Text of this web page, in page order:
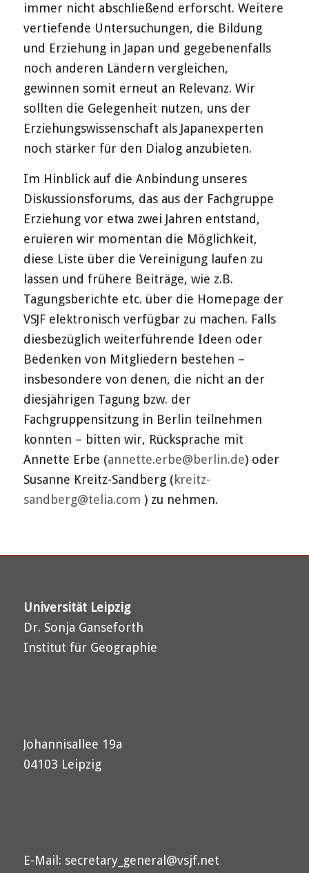
immer nicht abschließend erforscht. Weitere
vertiefende Untersuchungen, die Bildung
und Erziehung in Japan und gegebenenfalls
noch anderen Ländern vergleichen,
gewinnen somit erneut an Relevanz. Wir
sollten die Gelegenheit nutzen, uns der
Erziehungswissenschaft als Japanexperten
noch stärker für den Dialog anzubieten.
Im Hinblick auf die Anbindung unseres
Diskussionsforums, das aus der Fachgruppe
Erziehung vor etwa zwei Jahren entstand,
eruieren wir momentan die Möglichkeit,
diese Liste über die Vereinigung laufen zu
lassen und frühere Beiträge, wie z.B.
Tagungsberichte etc. über die Homepage der
VSJF elektronisch verfügbar zu machen. Falls
diesbezüglich weiterführende Ideen oder
Bedenken von Mitgliedern bestehen –
insbesondere von denen, die nicht an der
diesjährigen Tagung bzw. der
Fachgruppensitzung in Berlin teilnehmen
konnten – bitten wir, Rücksprache mit
Annette Erbe (annette.erbe@berlin.de) oder
Susanne Kreitz-Sandberg (kreitz-
sandberg@telia.com ) zu nehmen.
Universität Leipzig
Dr. Sonja Ganseforth
Institut für Geographie
Johannisallee 19a
04103 Leipzig
E-Mail: secretary_general@vsjf.net